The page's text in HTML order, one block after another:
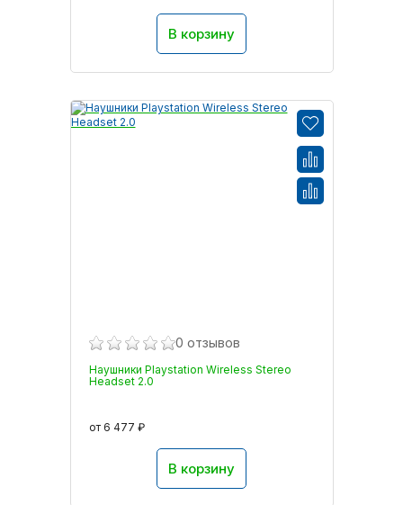
В корзину
0 отзывов
Наушники Playstation Wireless Stereo
Headset 2.0
от 6 477 ₽
В корзину